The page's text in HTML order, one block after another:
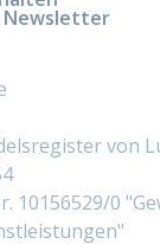
Newsletter
von
10156529/0